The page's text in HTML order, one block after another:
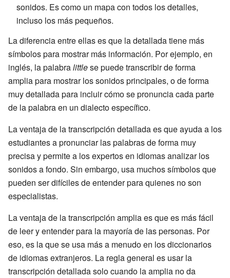
sonidos. Es como un mapa con todos los detalles,
incluso los más pequeños.
La diferencia entre ellas es que la detallada tiene más
símbolos para mostrar más información. Por ejemplo, en
inglés, la palabralittlese puede transcribir de forma
amplia para mostrar los sonidos principales, o de forma
muy detallada para incluir cómo se pronuncia cada parte
de la palabra en un dialecto específico.
La ventaja de la transcripción detallada es que ayuda a los
estudiantes a pronunciar las palabras de forma muy
precisa y permite a los expertos en idiomas analizar los
sonidos a fondo. Sin embargo, usa muchos símbolos que
pueden ser difíciles de entender para quienes no son
especialistas.
La ventaja de la transcripción amplia es que es más fácil
de leer y entender para la mayoría de las personas. Por
eso, es la que se usa más a menudo en los diccionarios
de idiomas extranjeros. La regla general es usar la
transcripción detallada solo cuando la amplia no da